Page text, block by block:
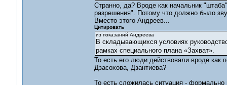
Странно, да? Вроде как начальник
разрешения". Потому что должно было
Вместо этого Андреев...
Цитировать
из показаний Андреева
В складывающихся условиях
рамках специального плана «Захват».
То есть его люди действовали вроде как
Дзасохова, Дзантиева?
То есть сложилась ситуация -